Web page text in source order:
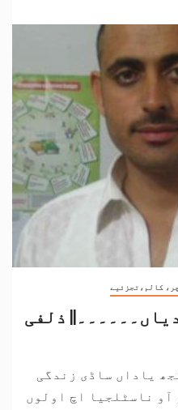
کالم،تجزئیے
ذلفی
یاداں ساڈی زندگی
آو ناسٹلجیا اچ اولوں